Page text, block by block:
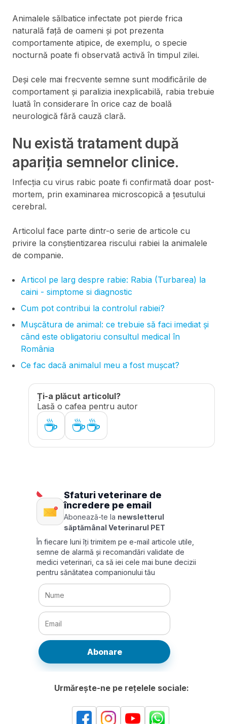
Animalele sălbatice infectate pot pierde frica
naturală față de oameni și pot prezenta
comportamente atipice, de exemplu, o specie
nocturnă poate fi observată activă în timpul zilei.
Deși cele mai frecvente semne sunt modificările de
comportament și paralizia inexplicabilă, rabia trebuie
luată în considerare în orice caz de boală
neurologică fără cauză clară.
Nu există tratament după
apariția semnelor clinice.
Infecția cu virus rabic poate fi confirmată doar post-
mortem, prin examinarea microscopică a țesutului
cerebral.
Articolul face parte dintr-o serie de articole cu
privire la conștientizarea riscului rabiei la animalele
de companie.
Articol pe larg despre rabie: Rabia (Turbarea) la
caini - simptome si diagnostic
Cum pot contribui la controlul rabiei?
Mușcătura de animal: ce trebuie să faci imediat și
când este obligatoriu consultul medical în
România
Ce fac dacă animalul meu a fost mușcat?
Ți-a plăcut articolul?
Lasă o cafea pentru autor
☕ ☕☕
Sfaturi veterinare de
încredere pe email
Abonează-te la newsletterul
săptămânal Veterinarul PET
În fiecare luni îți trimitem pe e-mail articole utile,
semne de alarmă și recomandări validate de
medici veterinari, ca să iei cele mai bune decizii
pentru sănătatea companionului tău
Abonare
Urmărește-ne pe rețelele sociale: